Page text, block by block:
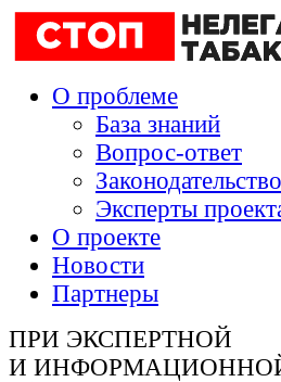
О проблеме
База знаний
Вопрос-ответ
Законодательство
Эксперты
О проекте
Новости
Партнеры
ПРИ ЭКСПЕРТНОЙ
И